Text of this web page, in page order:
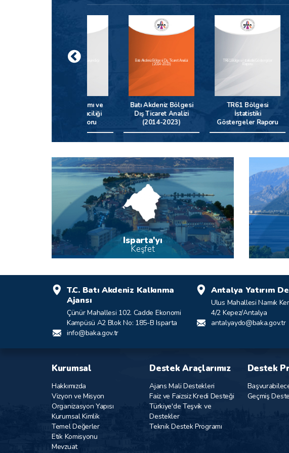
Batı Akdeniz Bölgesi Dış Ticaret Analizi
Batı Akdeniz Bölgesi
Dış Ticaret Analizi
(2014-2023)
TR61 Bölgesi İstatistiki Göstergeler
TR61 Bölgesi
Göstergeler Raporu
TR61
Isparta'yı
Keşfet
T.C. Batı Akdeniz Kalkınma
Ajansı
Çünür Mahallesi 102. Cadde Ekonomi
Kampüsü A2 Blok No: 185-B Isparta
info@baka.gov.tr
Antalya Yatırım
Ulus Mahallesi Namık
4/2 Kepez/Antalya
antalyaydo@baka.gov.tr
Kurumsal
Hakkımızda
Vizyon ve Misyon
Organizasyon Yapısı
Kurumsal Kimlik
Temel Değerler
Etik Komisyonu
Mevzuat
Destek Araçlarımız
Ajans Mali Destekleri
Faiz ve Faizsiz Kredi Desteği
Türkiye'de Teşvik ve
Destekler
Teknik Destek Programı
Destek
Geçmiş